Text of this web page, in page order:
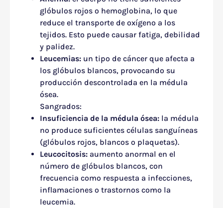
glóbulos rojos o hemoglobina, lo que
reduce el transporte de oxígeno a los
tejidos. Esto puede causar fatiga, debilidad
y palidez.
Leucemias: un tipo de cáncer que afecta a
los glóbulos blancos, provocando su
producción descontrolada en la médula
ósea.
Sangrados:
Insuficiencia de la médula ósea: la médula
no produce suficientes células sanguíneas
(glóbulos rojos, blancos o plaquetas).
Leucocitosis: aumento anormal en el
número de glóbulos blancos, con
frecuencia como respuesta a infecciones,
inflamaciones o trastornos como la
leucemia.